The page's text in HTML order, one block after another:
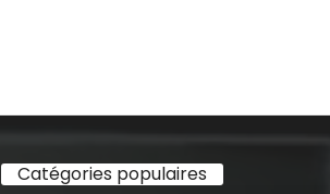
Catégories populaires